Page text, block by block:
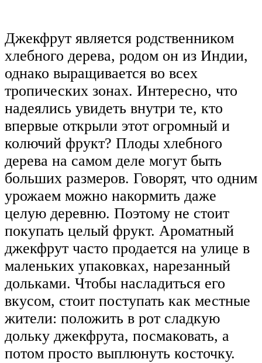
Джекфрут является родственником
хлебного дерева, родом он из Индии,
однако выращивается во всех
тропических зонах. Интересно, что
надеялись увидеть внутри те, кто
впервые открыли этот огромный и
колючий фрукт? Плоды хлебного
дерева на самом деле могут быть
больших размеров. Говорят, что одним
урожаем можно накормить даже
целую деревню. Поэтому не стоит
покупать целый фрукт. Ароматный
джекфрут часто продается на улице в
маленьких упаковках, нарезанный
дольками. Чтобы насладиться его
вкусом, стоит поступать как местные
жители: положить в рот сладкую
дольку джекфрута, посмаковать, а
потом просто выплюнуть косточку.